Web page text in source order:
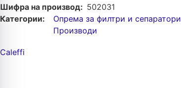
Шифра на производ: 502031
Категории:
Опрема зa филтри и сепаратори
Производи
Caleffi